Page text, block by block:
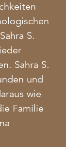
S.
Sahra S.
und
wie
Familie